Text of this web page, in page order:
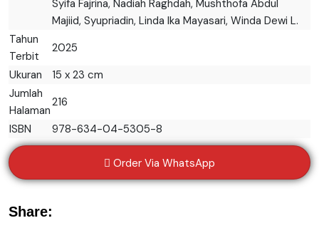
Syifa Fajrina, Nadiah Raghdah, Mushthofa Abdul
Majiid, Syupriadin, Linda Ika Mayasari, Winda Dewi L.
Tahun
Terbit
2025
Ukuran
15 x 23 cm
Jumlah
Halaman
216
ISBN
978-634-04-5305-8
Order Via WhatsApp
Share: